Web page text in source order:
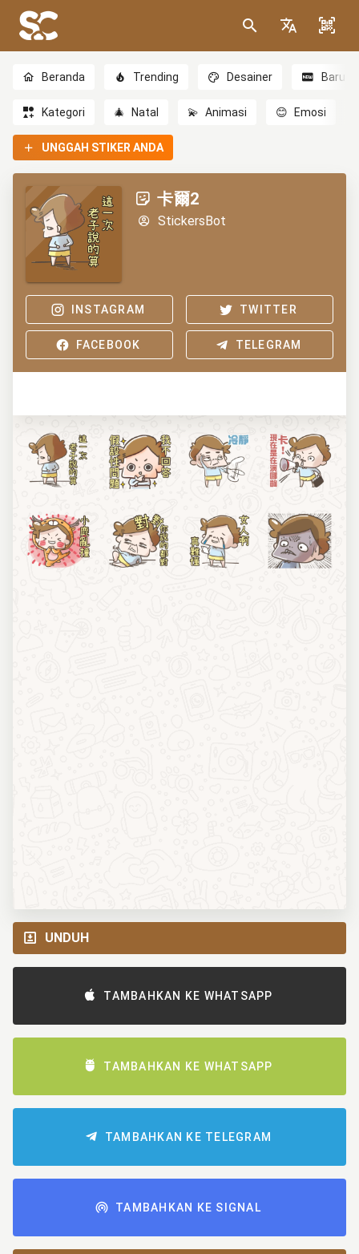
Beranda Trending Desainer Baru
Kategori 🎄 Natal 💫 Animasi 😊 Emosi
UNGGAH STIKER ANDA
卡爾2
StickersBot
INSTAGRAM TWITTER
FACEBOOK TELEGRAM
UNDUH
TAMBAHKAN KE WHATSAPP
TAMBAHKAN KE WHATSAPP
TAMBAHKAN KE TELEGRAM
TAMBAHKAN KE SIGNAL